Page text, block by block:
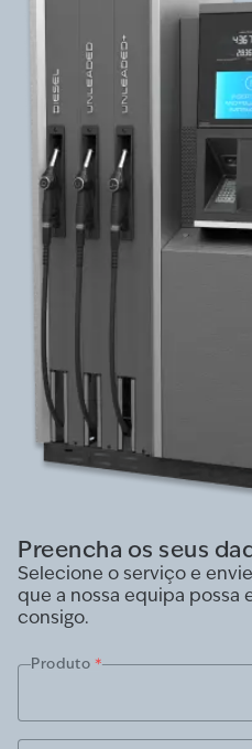
Preencha os seus
Selecione o serviço e
que a nossa equipa possa
consigo.
Produto *